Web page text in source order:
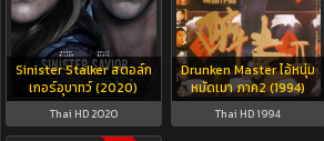
Sinister Stalker สตอล์ก
เกอร์อุบาทว์ (2020)
Thai HD 2020
Drunken Master ไอ้หนุ่ม
หมัดเมา ภาค2 (1994)
Thai HD 1994